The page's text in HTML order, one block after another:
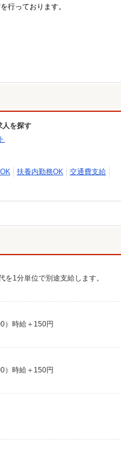
行っております。
人を探す
扶養内勤務OK
交通費支給
1分単位で別途支給します。
）時給＋150円
）時給＋150円